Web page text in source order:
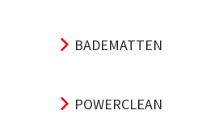
BADEMATTEN
POWERCLEAN